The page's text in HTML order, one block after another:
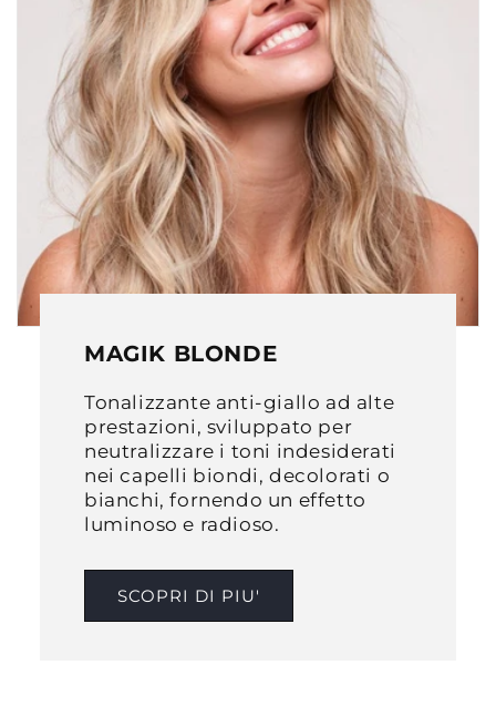
MAGIK BLONDE
Tonalizzante anti-giallo ad alte
prestazioni, sviluppato per
neutralizzare i toni indesiderati
nei capelli biondi, decolorati o
bianchi, fornendo un effetto
luminoso e radioso.​
SCOPRI DI PIU'